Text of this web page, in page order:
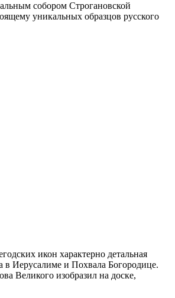
собором Строгановской
уникальных образцов русского
икон характерно детальная
Иерусалиме и Похвала Богородице.
Великого изобразил на доске,